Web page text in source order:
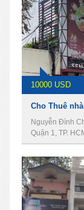
10000 USD
Nguyễn Đình
Quận 1, TP.